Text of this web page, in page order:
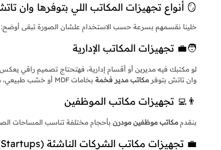
🪞 أنواع تجهيزات المكاتب اللي بتوفرها وان تاتش
خلينا نقسمهم بسرعة حسب الاستخدام علشان الصورة تبقى أوضح:
🧑‍💼 تجهيزات المكاتب الإدارية
لو مكتبك فيه مديرين أو أقسام إدارية، فهتحتاج تصميم راقي يعكس
وان تاتش بتوفر مكاتب مدير فخمة بخامات MDF أو خشب طبيعي، مع
👨‍💻 تجهيزات مكاتب الموظفين
بنقدم مكاتب موظفين مودرن بأحجام مختلفة تناسب المساحات
💼 تجهيزات مكاتب الشركات الناشئة (Startups)